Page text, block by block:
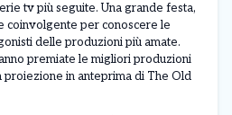
tv più seguite. Una grande festa,
coinvolgente per conoscere le
delle produzioni più amate.
premiate le migliori produzioni
proiezione in anteprima di The Old